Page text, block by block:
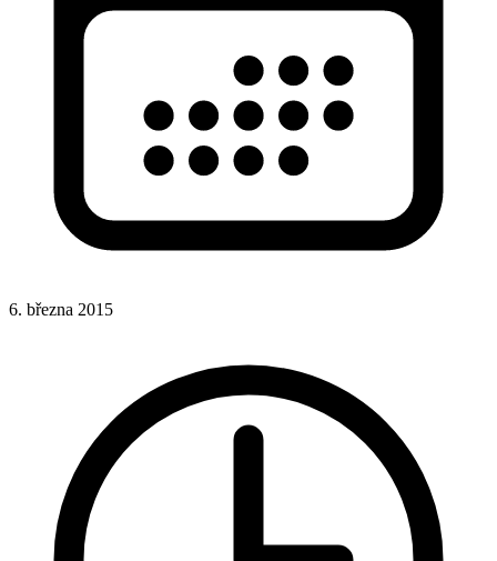
6. března 2015